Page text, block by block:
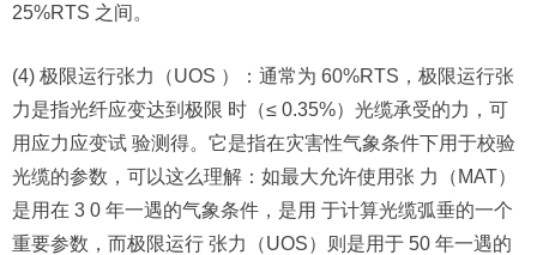
25%RTS 之间。
(4) 极限运行张力（UOS ）：通常为 60%RTS，极限运行张
力是指光纤应变达到极限 时（≤ 0.35%）光缆承受的力，可
用应力应变试 验测得。它是指在灾害性气象条件下用于校验
光缆的参数，可以这么理解：如最大允许使用张 力（MAT）
是用在 3 0 年一遇的气象条件，是用 于计算光缆弧垂的一个
重要参数，而极限运行 张力（UOS）则是用于 50 年一遇的